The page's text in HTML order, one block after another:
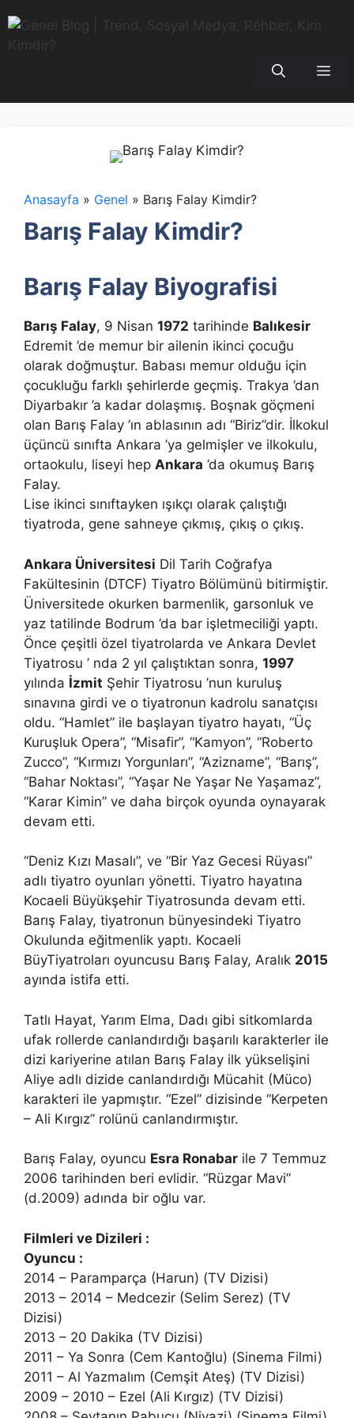
atla
Anasayfa » Genel » Barış Falay Kimdir?
Barış Falay Kimdir?
Barış Falay Biyografisi
Barış Falay, 9 Nisan 1972 tarihinde Balıkesir
Edremit ’de memur bir ailenin ikinci çocuğu
olarak doğmuştur. Babası memur olduğu için
çocukluğu farklı şehirlerde geçmiş. Trakya ’dan
Diyarbakır ’a kadar dolaşmış. Boşnak göçmeni
olan Barış Falay ’ın ablasının adı “Biriz”dir. İlkokul
üçüncü sınıfta Ankara ’ya gelmişler ve ilkokulu,
ortaokulu, liseyi hep Ankara ’da okumuş Barış
Falay.
Lise ikinci sınıftayken ışıkçı olarak çalıştığı
tiyatroda, gene sahneye çıkmış, çıkış o çıkış.
Ankara Üniversitesi Dil Tarih Coğrafya
Fakültesinin (DTCF) Tiyatro Bölümünü bitirmiştir.
Üniversitede okurken barmenlik, garsonluk ve
yaz tatilinde Bodrum ’da bar işletmeciliği yaptı.
Önce çeşitli özel tiyatrolarda ve Ankara Devlet
Tiyatrosu ’ nda 2 yıl çalıştıktan sonra, 1997
yılında İzmit Şehir Tiyatrosu ’nun kuruluş
sınavına girdi ve o tiyatronun kadrolu sanatçısı
oldu. “Hamlet” ile başlayan tiyatro hayatı, “Üç
Kuruşluk Opera”, “Misafir”, “Kamyon”, “Roberto
Zucco”, “Kırmızı Yorgunları”, “Azizname”, “Barış”,
“Bahar Noktası”, “Yaşar Ne Yaşar Ne Yaşamaz”,
“Karar Kimin” ve daha birçok oyunda oynayarak
devam etti.
“Deniz Kızı Masalı”, ve “Bir Yaz Gecesi Rüyası”
adlı tiyatro oyunları yönetti. Tiyatro hayatına
Kocaeli Büyükşehir Tiyatrosunda devam etti.
Barış Falay, tiyatronun bünyesindeki Tiyatro
Okulunda eğitmenlik yaptı. Kocaeli
BüyTiyatroları oyuncusu Barış Falay, Aralık 2015
ayında istifa etti.
Tatlı Hayat, Yarım Elma, Dadı gibi sitkomlarda
ufak rollerde canlandırdığı başarılı karakterler ile
dizi kariyerine atılan Barış Falay ilk yükselişini
Aliye adlı dizide canlandırdığı Mücahit (Müco)
karakteri ile yapmıştır. “Ezel” dizisinde “Kerpeten
– Ali Kırgız” rolünü canlandırmıştır.
Barış Falay, oyuncu Esra Ronabar ile 7 Temmuz
2006 tarihinden beri evlidir. “Rüzgar Mavi”
(d.2009) adında bir oğlu var.
Filmleri ve Dizileri :
Oyuncu :
2014 – Paramparça (Harun) (TV Dizisi)
2013 – 2014 – Medcezir (Selim Serez) (TV
Dizisi)
2013 – 20 Dakika (TV Dizisi)
2011 – Ya Sonra (Cem Kantoğlu) (Sinema Filmi)
2011 – Al Yazmalım (Cemşit Ateş) (TV Dizisi)
2009 – 2010 – Ezel (Ali Kırgız) (TV Dizisi)